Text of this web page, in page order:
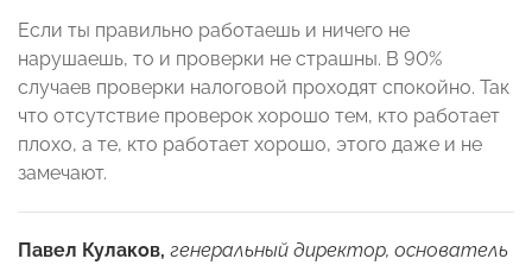
Если ты правильно работаешь и ничего не
нарушаешь, то и проверки не страшны. В 90%
случаев проверки налоговой проходят спокойно. Так
что отсутствие проверок хорошо тем, кто работает
плохо, а те, кто работает хорошо, этого даже и не
замечают.
Павел Кулаков, генеральный директор, основатель